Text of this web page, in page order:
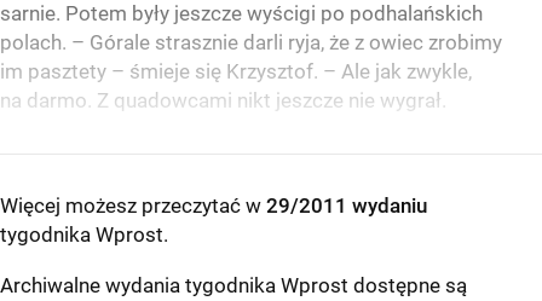
sarnie. Potem były jeszcze wyścigi po podhalańskich
polach. – Górale strasznie darli ryja, że z owiec zrobimy
im pasztety – śmieje się Krzysztof. – Ale jak zwykle,
na darmo. Z quadowcami nikt jeszcze nie wygrał.
Więcej możesz przeczytać w 29/2011 wydaniu
tygodnika Wprost.
Archiwalne wydania tygodnika Wprost dostępne są